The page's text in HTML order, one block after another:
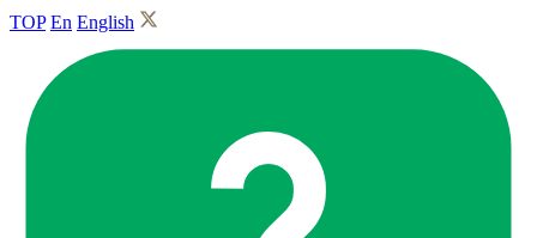
TOP En English